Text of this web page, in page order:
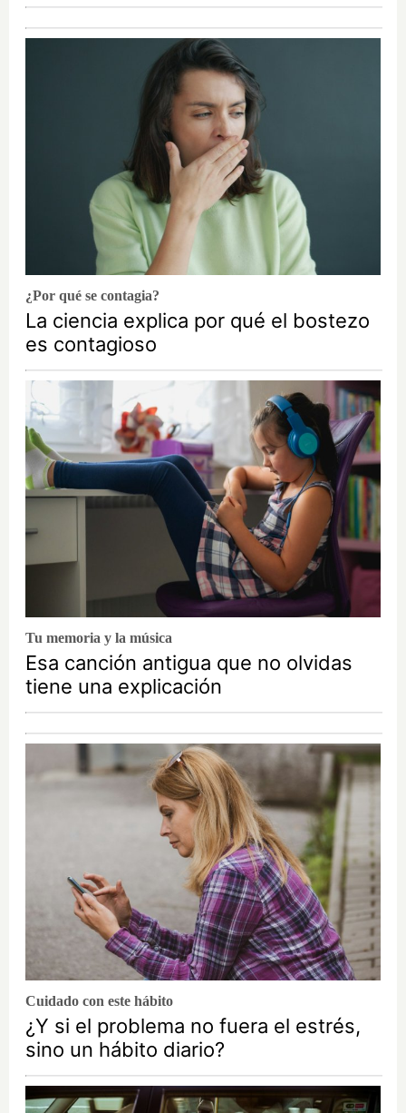
¿Por qué se contagia?
La ciencia explica por qué el bostezo
es contagioso
Tu memoria y la música
Esa canción antigua que no olvidas
tiene una explicación
Cuidado con este hábito
¿Y si el problema no fuera el estrés,
sino un hábito diario?